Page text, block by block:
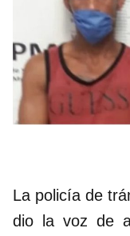
La policía de
dio la voz de